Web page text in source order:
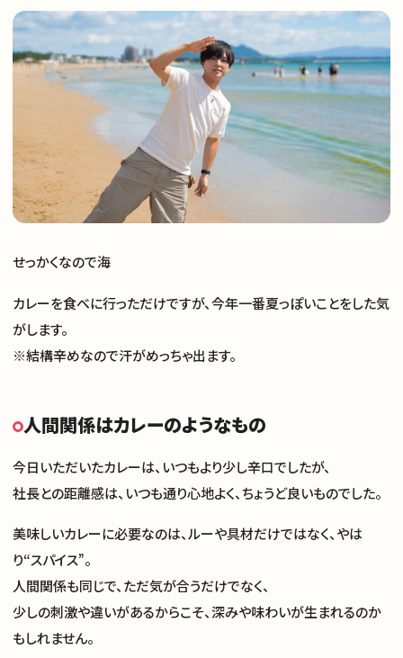
お問い合わせ
せっかくなので海
カレーを食べに行っただけですが、今年一番夏っぽいことをした気
がします。
※結構辛めなので汗がめっちゃ出ます。
人間関係はカレーのようなもの
今日いただいたカレーは、いつもより少し辛口でしたが、
社長との距離感は、いつも通り心地よく、ちょうど良いものでした。
美味しいカレーに必要なのは、ルーや具材だけではなく、やは
り“スパイス”。
人間関係も同じで、ただ気が合うだけでなく、
少しの刺激や違いがあるからこそ、深みや味わいが生まれるのか
もしれません。